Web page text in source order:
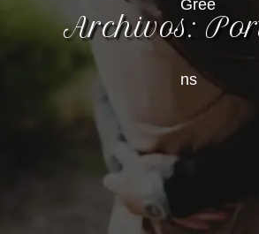
Archivos: